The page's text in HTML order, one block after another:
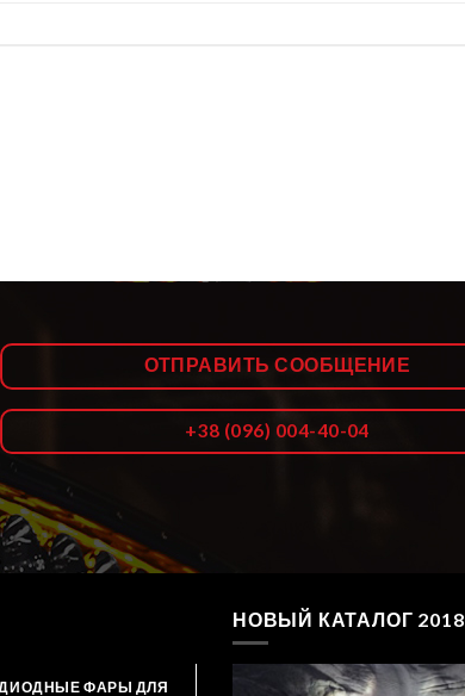
ОТПРАВИТЬ СООБЩЕНИЕ
+38 (096) 004-40-04
ФАРЫ ДЛЯ
НОВЫЙ КАТАЛОГ 2018